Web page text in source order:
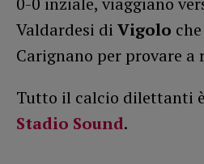
Valdardesi di Vigolo
Carignano per provare a
Tutto il calcio dilettanti
Stadio Sound.